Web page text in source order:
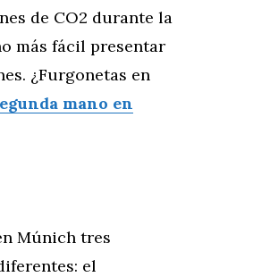
de CO2 durante la
más fácil presentar
¿Furgonetas en
mano en
Múnich tres
el